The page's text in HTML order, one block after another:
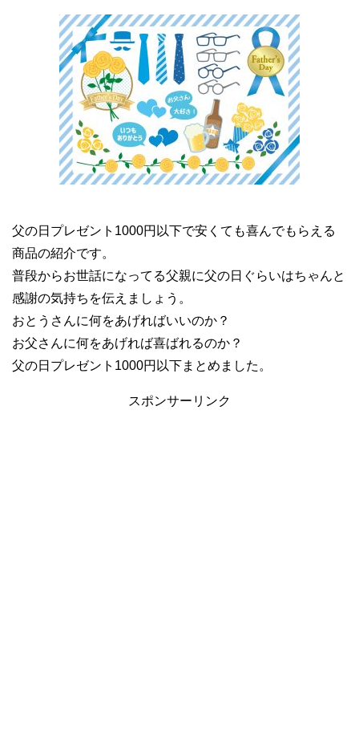
父の日プレゼント1000円以下で安くても喜んでもらえる
商品の紹介です。
普段からお世話になってる父親に父の日ぐらいはちゃんと
感謝の気持ちを伝えましょう。
おとうさんに何をあげればいいのか？
お父さんに何をあげれば喜ばれるのか？
父の日プレゼント1000円以下まとめました。
スポンサーリンク